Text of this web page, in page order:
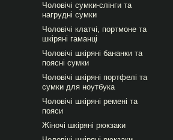
Чоловічі сумки-слінги та
нагрудні сумки
Чоловічі клатчі, портмоне та
шкіряні гаманці
Чоловічі шкіряні бананки та
поясні сумки
Чоловічі шкіряні портфелі та
сумки для ноутбука
Чоловічі шкіряні ремені та
пояси
Жіночі шкіряні рюкзаки